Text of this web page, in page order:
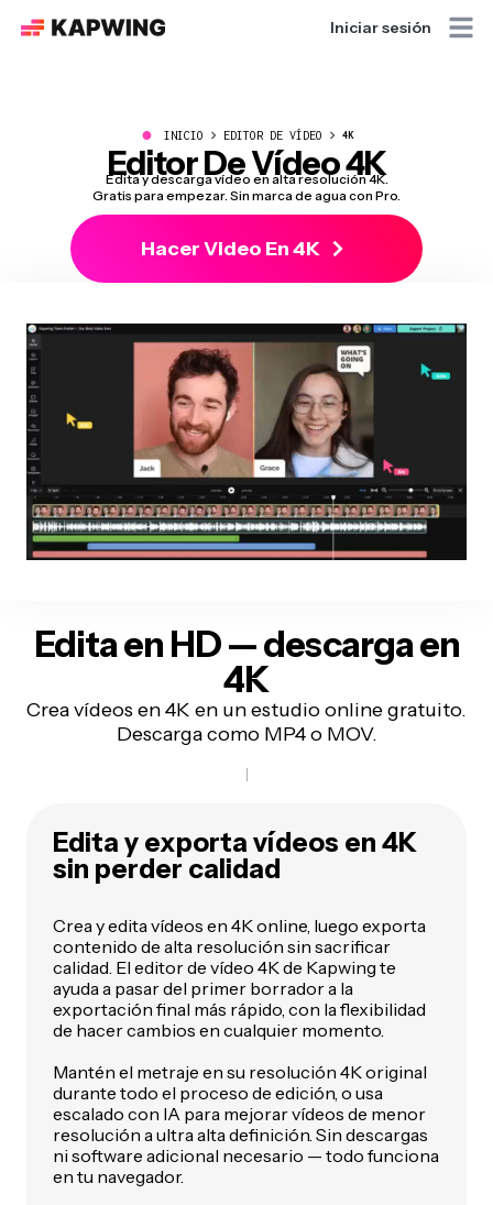
Iniciar sesión
● INICIO EDITOR DE VÍDEO 4K
Editor De Vídeo 4K
Edita y descarga vídeo en alta resolución 4K.
Gratis para empezar. Sin marca de agua con Pro.
Hacer Video En 4K
Edita en HD — descarga en
4K
Crea vídeos en 4K en un estudio online gratuito.
Descarga como MP4 o MOV.
Edita y exporta vídeos en 4K
sin perder calidad
Crea y edita vídeos en 4K online, luego exporta
contenido de alta resolución sin sacrificar
calidad. El editor de vídeo 4K de Kapwing te
ayuda a pasar del primer borrador a la
exportación final más rápido, con la flexibilidad
de hacer cambios en cualquier momento.
Mantén el metraje en su resolución 4K original
durante todo el proceso de edición, o usa
escalado con IA para mejorar vídeos de menor
resolución a ultra alta definición. Sin descargas
ni software adicional necesario — todo funciona
en tu navegador.